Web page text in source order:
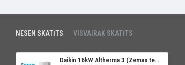
NESEN SKATĪTS VISVAIRĀK SKATĪTS
Daikin 16kW Altherma 3 (Zemas temperatūras siltumsūknis), ar dzesēšanas funkciju